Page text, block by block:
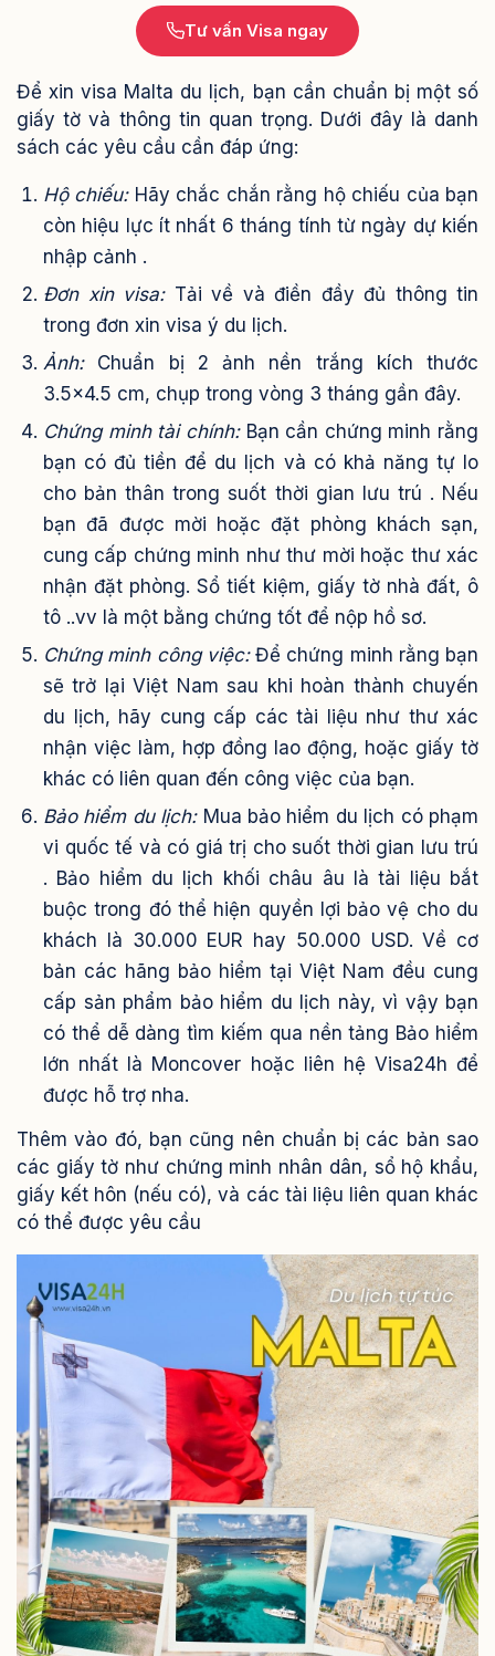
Tư vấn Visa ngay
Để xin visa Malta du lịch, bạn cần chuẩn bị một số
giấy tờ và thông tin quan trọng. Dưới đây là danh
sách các yêu cầu cần đáp ứng:
Hộ chiếu:Hãy chắc chắn rằng hộ chiếu của bạn
còn hiệu lực ít nhất 6 tháng tính từ ngày dự kiến
nhập cảnh .
Đơn xin visa:Tải về và điền đầy đủ thông tin
trong đơn xin visa ý du lịch.
Ảnh:Chuẩn bị 2 ảnh nền trắng kích thước
3.5×4.5 cm, chụp trong vòng 3 tháng gần đây.
Chứng minh tài chính:Bạn cần chứng minh rằng
bạn có đủ tiền để du lịch và có khả năng tự lo
cho bản thân trong suốt thời gian lưu trú . Nếu
bạn đã được mời hoặc đặt phòng khách sạn,
cung cấp chứng minh như thư mời hoặc thư xác
nhận đặt phòng. Sổ tiết kiệm, giấy tờ nhà đất, ô
tô ..vv là một bằng chứng tốt để nộp hồ sơ.
Chứng minh công việc:Để chứng minh rằng bạn
sẽ trở lại Việt Nam sau khi hoàn thành chuyến
du lịch, hãy cung cấp các tài liệu như thư xác
nhận việc làm, hợp đồng lao động, hoặc giấy tờ
khác có liên quan đến công việc của bạn.
Bảo hiểm du lịch:Mua bảo hiểm du lịch có phạm
vi quốc tế và có giá trị cho suốt thời gian lưu trú
. Bảo hiểm du lịch khối châu âu là tài liệu bắt
buộc trong đó thể hiện quyền lợi bảo vệ cho du
khách là 30.000 EUR hay 50.000 USD. Về cơ
bản các hãng bảo hiểm tại Việt Nam đều cung
cấp sản phẩm bảo hiểm du lịch này, vì vậy bạn
có thể dễ dàng tìm kiếm qua nền tảng Bảo hiểm
lớn nhất là Moncover hoặc liên hệ Visa24h để
được hỗ trợ nha.
Thêm vào đó, bạn cũng nên chuẩn bị các bản sao
các giấy tờ như chứng minh nhân dân, sổ hộ khẩu,
giấy kết hôn (nếu có), và các tài liệu liên quan khác
có thể được yêu cầu